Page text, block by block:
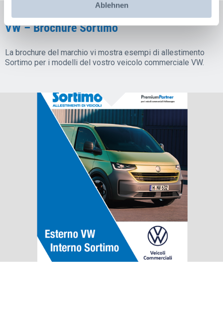
Ablehnen
VW – Brochure Sortimo
La brochure del marchio vi mostra esempi di allestimento
Sortimo per i modelli del vostro veicolo commerciale VW.